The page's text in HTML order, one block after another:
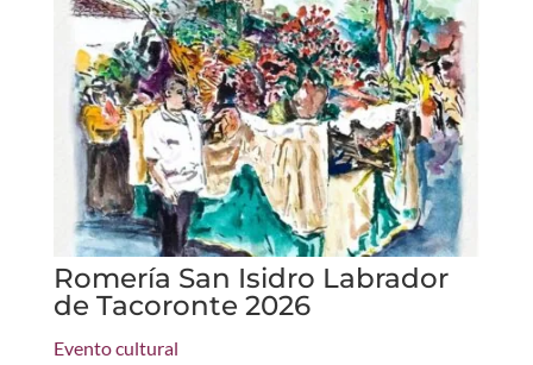
Romería San Isidro Labrador
de Tacoronte 2026
Evento cultural